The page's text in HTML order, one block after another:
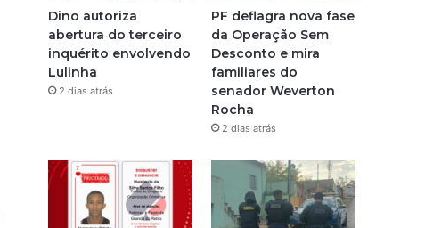
Dino autoriza
abertura do terceiro
inquérito envolvendo
Lulinha
2 dias atrás
PF deflagra nova fase
da Operação Sem
Desconto e mira
familiares do
senador Weverton
Rocha
2 dias atrás